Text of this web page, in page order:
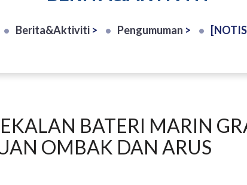
Berita&Aktiviti > Pengumuman > [NOTIS PEROLEHAN]
BATERI MARIN
OMBAK DAN ARUS